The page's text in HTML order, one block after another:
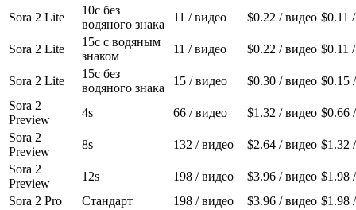
Sora 2 Lite
10с без
водяного знака
11 / видео $0.22 / видео $0.11
Sora 2 Lite
15с с водяным
знаком
11 / видео $0.22 / видео $0.11
Sora 2 Lite
15с без
водяного знака
15 / видео $0.30 / видео $0.15
Sora 2
Preview
4s 66 / видео $1.32 / видео $0.66
Sora 2
Preview
8s 132 / видео $2.64 / видео $1.32
Sora 2
Preview
12s 198 / видео $3.96 / видео $1.98
Sora 2 Pro
Стандарт 198 / видео $3.96 / видео $1.98